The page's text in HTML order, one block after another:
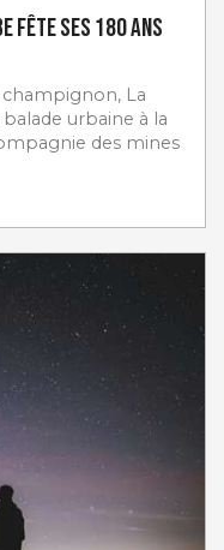
fête ses 180 ans
champignon, La
urbaine à la
des mines